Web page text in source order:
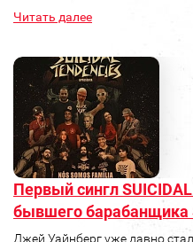
Читать далее
Первый сингл
бывшего барабанщика
Джей Уайнберг уже давно